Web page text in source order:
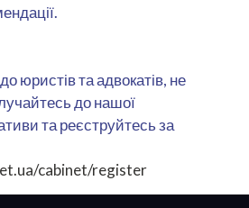
юристів та адвокатів, не
до нашої
та реєструйтесь за
cabinet/register